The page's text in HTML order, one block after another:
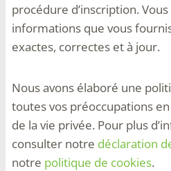
procédure d’inscription.
informations que vous
exactes, correctes et à jour.
Nous avons élaboré une
toutes vos préoccupations
de la vie privée. Pour plus
consulter notre déclaration
notre politique de cookies.